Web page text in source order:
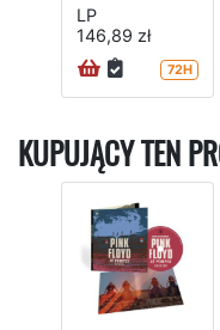
LP
146,89 zł
72H
KUPUJĄCY TEN